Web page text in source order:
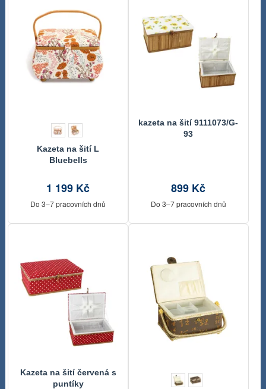
Kazeta na šití L
Bluebells
1 199 Kč
Do 3–7 pracovních dnů
kazeta na šití 9111073/G-
93
899 Kč
Do 3–7 pracovních dnů
Kazeta na šití červená s
puntíky